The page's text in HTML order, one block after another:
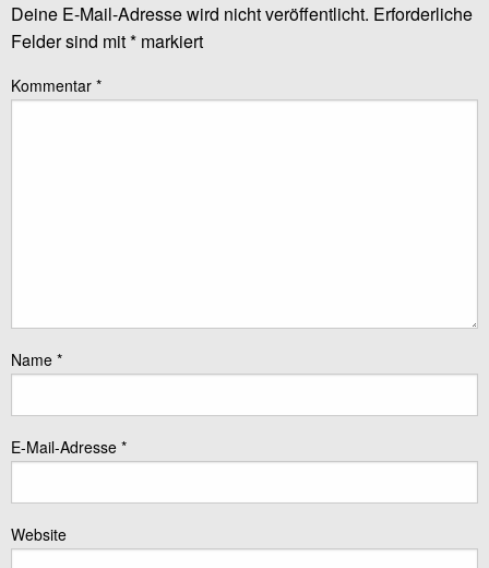
Deine E-Mail-Adresse wird nicht veröffentlicht. Erforderliche
Felder sind mit* markiert
Kommentar *
Name *
E-Mail-Adresse *
Website